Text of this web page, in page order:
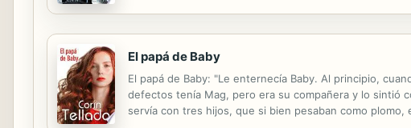
El papá de Baby
El papá de Baby: "Le enternecía Baby. Al principio,
defectos tenía Mag, pero era su compañera y lo sintió
servía con tres hijos, que si bien pesaban como plomo,